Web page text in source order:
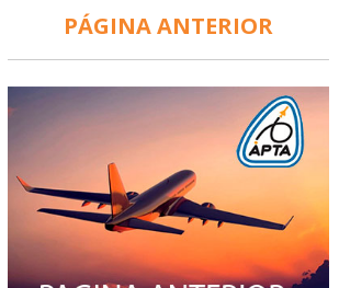
COMISIÓN
SEGURIDAD AÉREA
TURISMO Y RECREACIÓN
VIDEOS
PÁGINA ANTERIOR